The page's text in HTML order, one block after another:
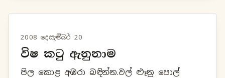
2008 දෙසැම්බර් 20
විෂ කටු ඇනුනාම
පිල කොළ අඹරා බඳින්න.වල් ළූනු පොල්